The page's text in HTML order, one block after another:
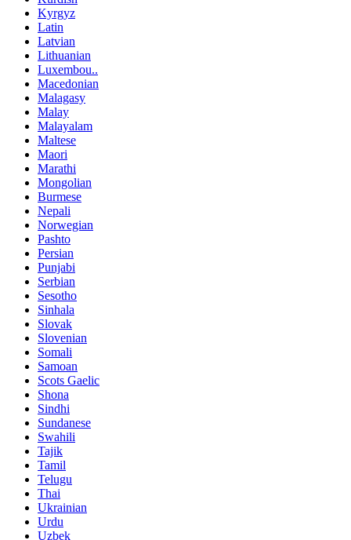
Kyrgyz
Latin
Latvian
Lithuanian
Luxembou..
Macedonian
Malagasy
Malay
Malayalam
Maltese
Maori
Marathi
Mongolian
Burmese
Nepali
Norwegian
Pashto
Persian
Punjabi
Serbian
Sesotho
Sinhala
Slovak
Slovenian
Somali
Samoan
Scots Gaelic
Shona
Sindhi
Sundanese
Swahili
Tajik
Tamil
Telugu
Thai
Ukrainian
Urdu
Uzbek